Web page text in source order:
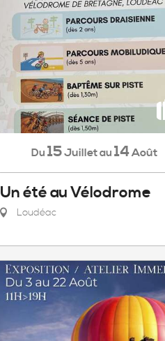
Du 15Juilletau 14Août
Un été au Vélodrome
Loudéac